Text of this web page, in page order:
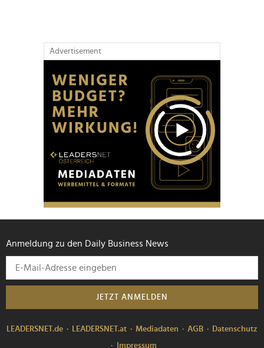
Advertisement
Anmeldung zu den Daily Business News
JETZT ANMELDEN
LEADERSNET.de LEADERSNET.at Mediadaten AGB
Datenschutz
Impressum